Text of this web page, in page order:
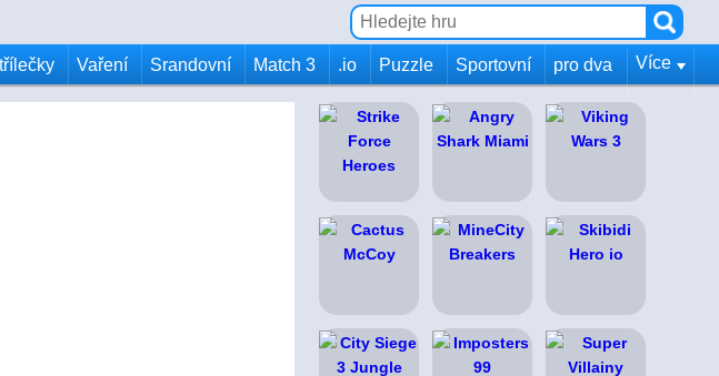
Vaření Srandovní Match 3 .io Puzzle Sportovní pro dva Více